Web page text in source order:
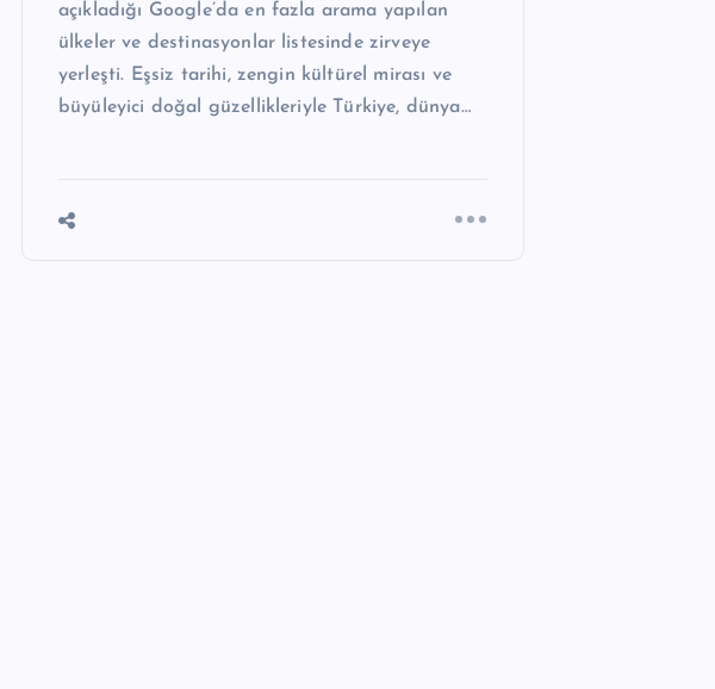
açıkladığı Google’da en fazla arama yapılan
ülkeler ve destinasyonlar listesinde zirveye
yerleşti. Eşsiz tarihi, zengin kültürel mirası ve
büyüleyici doğal güzellikleriyle Türkiye, dünya…